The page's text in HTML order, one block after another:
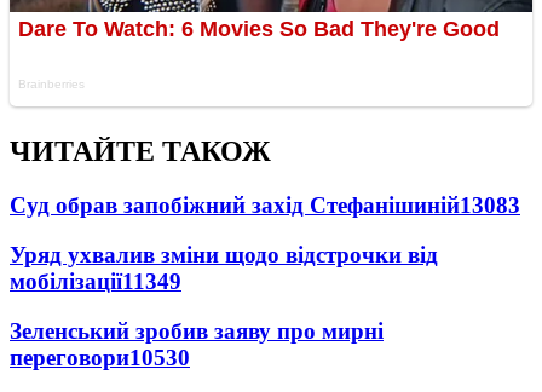
ЧИТАЙТЕ ТАКОЖ
Суд обрав запобіжний захід Стефанішиній13083
Уряд ухвалив зміни щодо відстрочки від
мобілізації11349
Зеленський зробив заяву про мирні
переговори10530